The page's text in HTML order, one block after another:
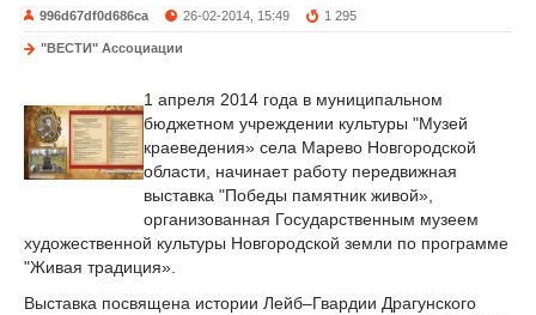
996d67df0d686ca 26-02-2014, 15:49 1 295
"ВЕСТИ" Ассоциации
1 апреля 2014 года в муниципальном
бюджетном учреждении культуры "Музей
краеведения» села Марево Новгородской
области, начинает работу передвижная
выставка "Победы памятник живой»,
организованная Государственным музеем
художественной культуры Новгородской земли по программе
"Живая традиция».
Выставка посвящена истории Лейб–Гвардии Драгунского